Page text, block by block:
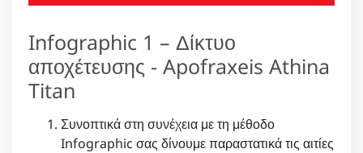
Infographic 1 – Δίκτυο
αποχέτευσης - Apofraxeis Athina
Titan
Συνοπτικά στη συνέχεια με τη μέθοδο
Infographic σας δίνουμε παραστατικά τις αιτίες